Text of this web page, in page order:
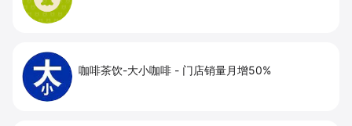
咖啡茶饮-大小咖啡 - 门店销量月增50%